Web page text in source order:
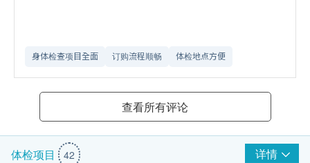
身体检查项目全面 订购流程顺畅 体检地点方便
查看所有评论
体检项目 42 详情